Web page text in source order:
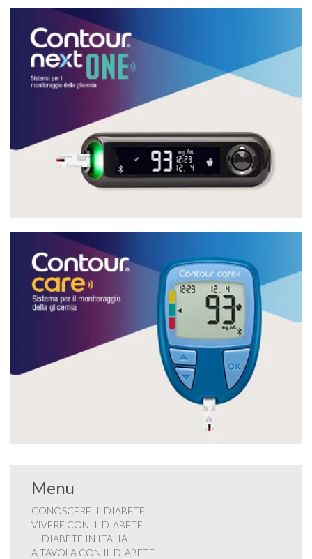
Menu
CONOSCERE IL DIABETE
VIVERE CON IL DIABETE
IL DIABETE IN ITALIA
A TAVOLA CON IL DIABETE